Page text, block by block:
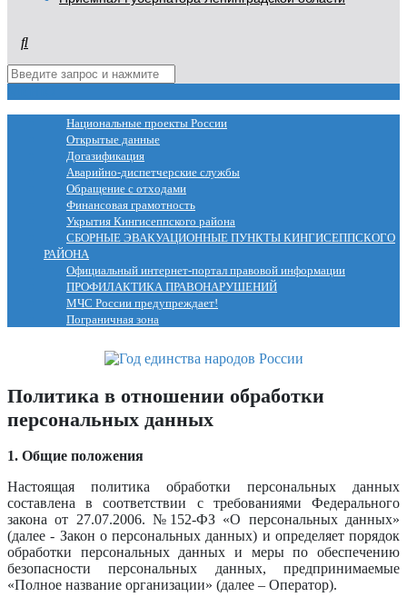
Национальные проекты России
Открытые данные
Догазификация
Аварийно-диспетчерские службы
Обращение с отходами
Финансовая грамотность
Укрытия Кингисеппского района
СБОРНЫЕ ЭВАКУАЦИОННЫЕ ПУНКТЫ КИНГИСЕППСКОГО
РАЙОНА
Официальный интернет-портал правовой информации
ПРОФИЛАКТИКА ПРАВОНАРУШЕНИЙ
МЧС России предупреждает!
Пограничная зона
Политика в отношении обработки
персональных данных
1. Общие положения
Настоящая политика обработки персональных данных
составлена в соответствии с требованиями Федерального
закона от 27.07.2006. №152-ФЗ «О персональных данных»
(далее - Закон о персональных данных) и определяет порядок
обработки персональных данных и меры по обеспечению
безопасности персональных данных, предпринимаемые
«Полное название организации» (далее – Оператор).